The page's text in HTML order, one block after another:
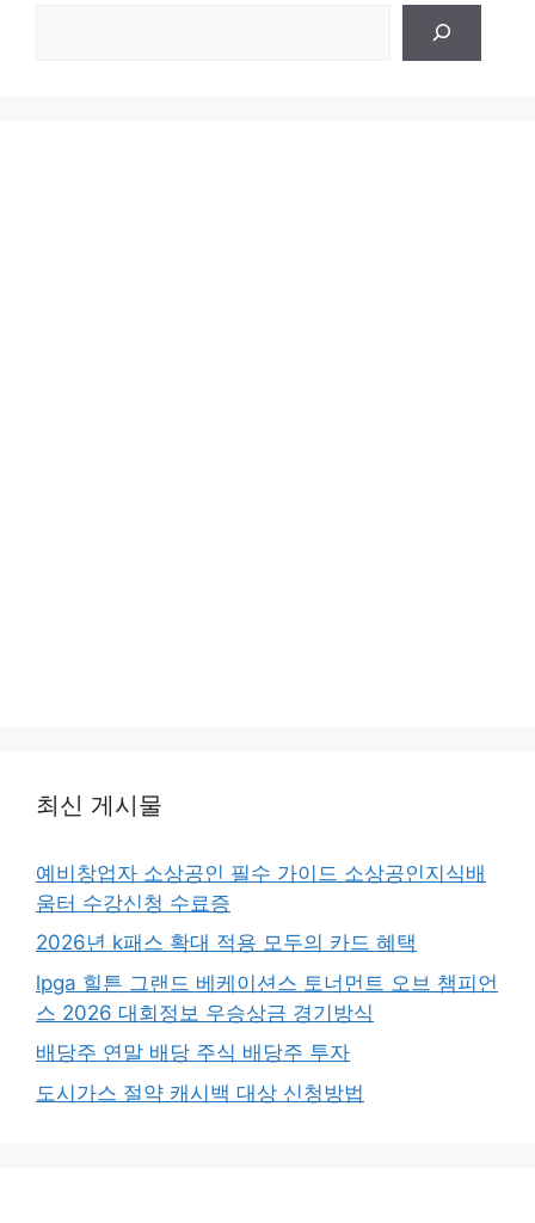
최신 게시물
예비창업자 소상공인 필수 가이드 소상공인지식배
움터 수강신청 수료증
2026년 k패스 확대 적용 모두의 카드 혜택
lpga 힐튼 그랜드 베케이션스 토너먼트 오브 챔피언
스 2026 대회정보 우승상금 경기방식
배당주 연말 배당 주식 배당주 투자
도시가스 절약 캐시백 대상 신청방법